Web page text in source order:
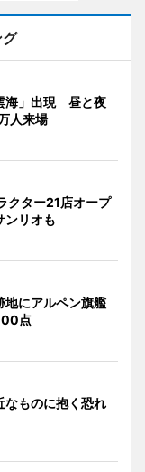
海」出現 昼と夜
人来場
クター21店オープ
リオも
地にアルペン旗艦
点
ものに抱く恐れ